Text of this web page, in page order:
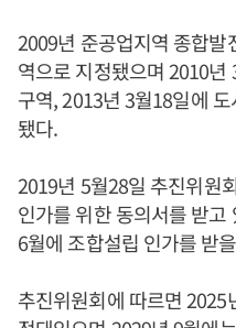
2009년 준공업지역 종합
역으로 지정됐으며 2010
구역, 2013년 3월18일에
됐다.
2019년 5월28일 추진위원
인가를 위한 동의서를 받
6월에 조합설립 인가를 받
추진위원회에 따르면 2025